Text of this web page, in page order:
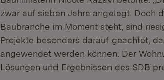
zwar auf sieben Jahre angelegt. Doch
Baubranche im Moment steht, sind
Projekte besonders darauf geachtet,
angewendet werden können. Der
Lösungen und Ergebnissen des SDB